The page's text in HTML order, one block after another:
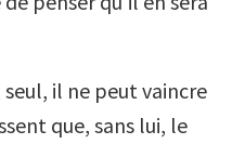
il ne peut vaincre
que, sans lui, le